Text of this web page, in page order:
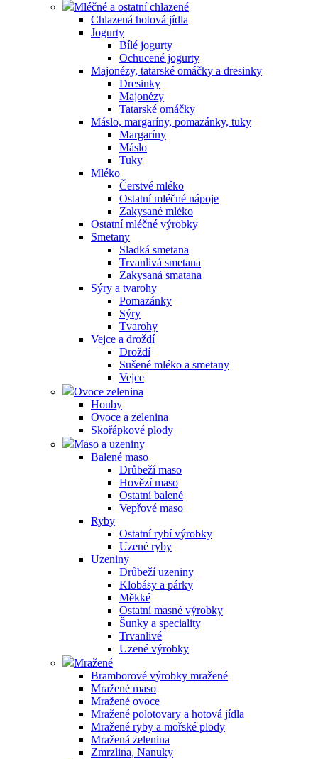
Mléčné a ostatní chlazené
Chlazená hotová jídla
Jogurty
Bílé jogurty
Ochucené jogurty
Majonézy, tatarské omáčky a dresinky
Dresinky
Majonézy
Tatarské omáčky
Máslo, margaríny, pomazánky, tuky
Margaríny
Máslo
Tuky
Mléko
Čerstvé mléko
Ostatní mléčné nápoje
Zakysané mléko
Ostatní mléčné výrobky
Smetany
Sladká smetana
Trvanlivá smetana
Zakysaná smatana
Sýry a tvarohy
Pomazánky
Sýry
Tvarohy
Vejce a droždí
Droždí
Sušené mléko a smetany
Vejce
Ovoce zelenina
Houby
Ovoce a zelenina
Skořápkové plody
Maso a uzeniny
Balené maso
Drůbeží maso
Hovězí maso
Ostatní balené
Vepřové maso
Ryby
Ostatní rybí výrobky
Uzené ryby
Uzeniny
Drůbeží uzeniny
Klobásy a párky
Měkké
Ostatní masné výrobky
Šunky a speciality
Trvanlivé
Uzené výrobky
Mražené
Bramborové výrobky mražené
Mražené maso
Mražené ovoce
Mražené polotovary a hotová jídla
Mražené ryby a mořské plody
Mražená zelenina
Zmrzlina, Nanuky